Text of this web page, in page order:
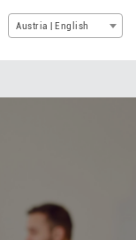
Austria | English